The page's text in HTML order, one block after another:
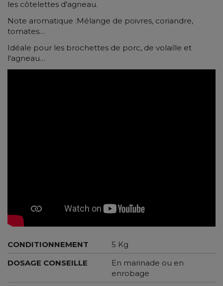
les côtelettes d'agneau.
Note aromatique :Mélange de poivres, coriandre,
tomates…
Idéale pour les brochettes de porc, de volaille et
l'agneau…
CONDITIONNEMENT
5 Kg
DOSAGE CONSEILLE
En marinade ou en
enrobage